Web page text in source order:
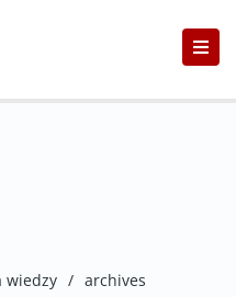
wiedzy / archives